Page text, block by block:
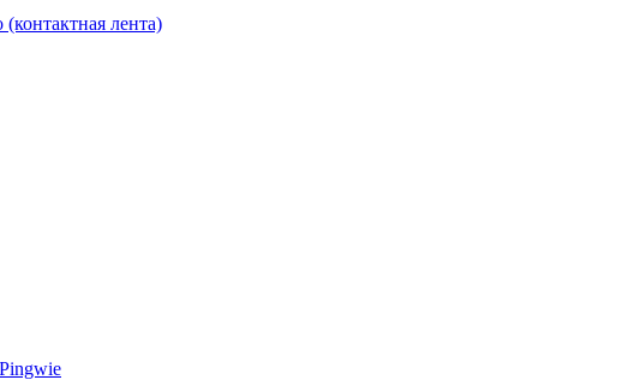
лента)